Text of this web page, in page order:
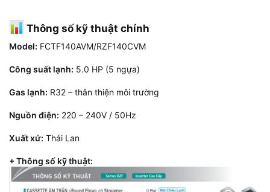
Thông số kỹ thuật chính​
Model: FCTF140AVM/RZF140CVM
Công suất lạnh: 5.0 HP (5 ngựa)
Gas lạnh: R32 – thân thiện môi trường
Nguồn điện: 220 – 240V / 50Hz
Xuất xứ: Thái Lan
+ Thông số kỹ thuật: